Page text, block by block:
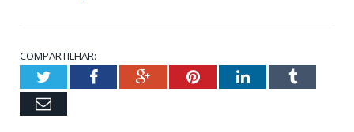
COMPARTILHAR:
TwitterFacebookGoogle+PinterestLinkedInTumblr
Email